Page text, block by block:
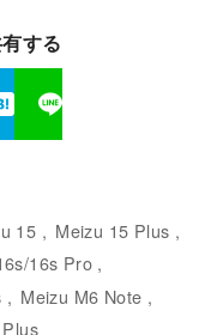
する
15
Meizu 15 Plus
16s Pro
Meizu M6 Note